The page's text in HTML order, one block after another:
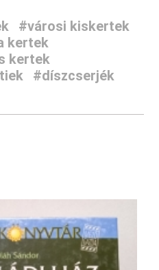
#városi kiskertek
kertek
kertek
#díszcserjék